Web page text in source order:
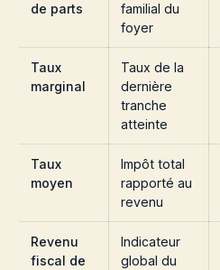
de parts
familial du
foyer
Taux
marginal
Taux de la
dernière
tranche
atteinte
Taux
moyen
Impôt total
rapporté au
revenu
Revenu
fiscal de
Indicateur
global du